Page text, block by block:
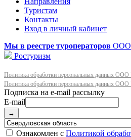
Туристам
Контакты
Вход в личный кабинет
Мы в реестре туроператоров ООО
Ростуризм
Политика обработки персональных данных ООО
Политика обработки персональных данных ООО
E-mail
→
Ознакомлен с Политикой